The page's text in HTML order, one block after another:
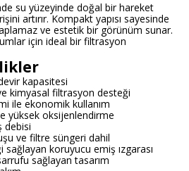
su yüzeyinde doğal bir hareket
artırır. Kompakt yapısı sayesinde
ve estetik bir görünüm sunar.
için ideal bir filtrasyon
kapasitesi
kimyasal filtrasyon desteği
ile ekonomik kullanım
yüksek oksijenlendirme
debisi
ve filtre süngeri dahil
sağlayan koruyucu emiş ızgarası
sağlayan tasarım